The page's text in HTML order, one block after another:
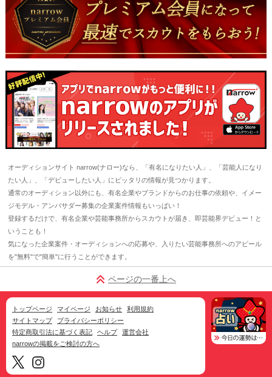
オーディションサイト narrow(ナロー)なら、「有名になりたい人」、「芸能人になり
たい人」、「デビューしたい人」にピッタリの情報が見つかります。
通常のオーディション以外にも、有名企業やブランドからのお仕事の依頼や、イメー
ジモデル・アンバサダー募集の企業案件情報もいっぱい！
登録するだけで、有名企業や芸能事務所からスカウトが届き、即芸能界デビュー！と
いうことも！
気になった企業案件・オーディションへの応募や、入りたい芸能事務所へのアピール
を"無料"で"簡単"に行うことができます。
ページの一番上へ
トップページ マイページ お知らせ
利用規約
サイトマップ
プライバシーポリシー
特定商取引法に基づく表記
ヘルプ
運営会社
narrowの掲載をご検討の方へ